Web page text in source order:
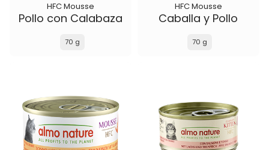
HFC Mousse
Pollo con Calabaza
70 g
HFC Mousse
Caballa y Pollo
70 g